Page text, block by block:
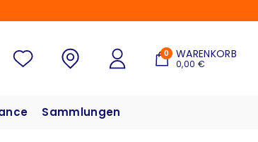
0 WARENKORB
0,00 €
Sammlungen